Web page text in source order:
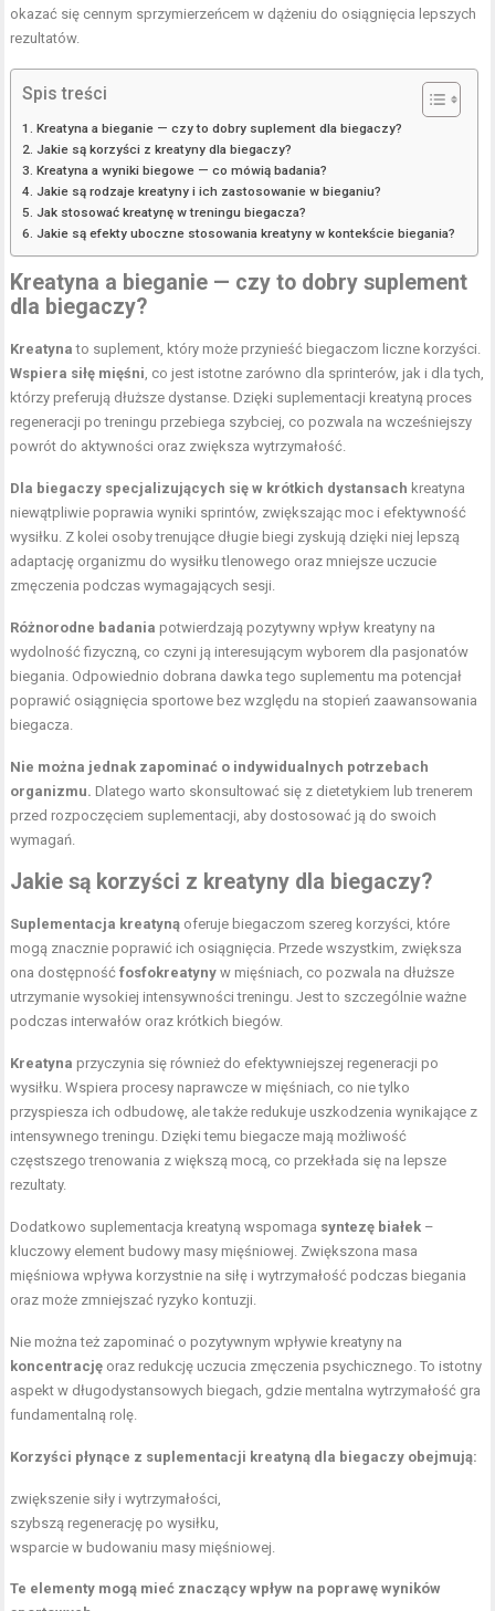
okazać się cennym sprzymierzeńcem w dążeniu do osiągnięcia lepszych
rezultatów.
Spis treści
Kreatyna a bieganie — czy to dobry suplement dla biegaczy?
Jakie są korzyści z kreatyny dla biegaczy?
Kreatyna a wyniki biegowe — co mówią badania?
Jakie są rodzaje kreatyny i ich zastosowanie w bieganiu?
Jak stosować kreatynę w treningu biegacza?
Jakie są efekty uboczne stosowania kreatyny w kontekście biegania?
Kreatyna a bieganie — czy to dobry suplement
dla biegaczy?
Kreatyna to suplement, który może przynieść biegaczom liczne korzyści.
Wspiera siłę mięśni, co jest istotne zarówno dla sprinterów, jak i dla tych,
którzy preferują dłuższe dystanse. Dzięki suplementacji kreatyną proces
regeneracji po treningu przebiega szybciej, co pozwala na wcześniejszy
powrót do aktywności oraz zwiększa wytrzymałość.
Dla biegaczy specjalizujących się w krótkich dystansach kreatyna
niewątpliwie poprawia wyniki sprintów, zwiększając moc i efektywność
wysiłku. Z kolei osoby trenujące długie biegi zyskują dzięki niej lepszą
adaptację organizmu do wysiłku tlenowego oraz mniejsze uczucie
zmęczenia podczas wymagających sesji.
Różnorodne badania potwierdzają pozytywny wpływ kreatyny na
wydolność fizyczną, co czyni ją interesującym wyborem dla pasjonatów
biegania. Odpowiednio dobrana dawka tego suplementu ma potencjał
poprawić osiągnięcia sportowe bez względu na stopień zaawansowania
biegacza.
Nie można jednak zapominać o indywidualnych potrzebach
organizmu. Dlatego warto skonsultować się z dietetykiem lub trenerem
przed rozpoczęciem suplementacji, aby dostosować ją do swoich
wymagań.
Jakie są korzyści z kreatyny dla biegaczy?
Suplementacja kreatyną oferuje biegaczom szereg korzyści, które
mogą znacznie poprawić ich osiągnięcia. Przede wszystkim, zwiększa
ona dostępnośćfosfokreatyny w mięśniach, co pozwala na dłuższe
utrzymanie wysokiej intensywności treningu. Jest to szczególnie ważne
podczas interwałów oraz krótkich biegów.
Kreatyna przyczynia się również do efektywniejszej regeneracji po
wysiłku. Wspiera procesy naprawcze w mięśniach, co nie tylko
przyspiesza ich odbudowę, ale także redukuje uszkodzenia wynikające z
intensywnego treningu. Dzięki temu biegacze mają możliwość
częstszego trenowania z większą mocą, co przekłada się na lepsze
rezultaty.
Dodatkowo suplementacja kreatyną wspomaga syntezę białek –
kluczowy element budowy masy mięśniowej. Zwiększona masa
mięśniowa wpływa korzystnie na siłę i wytrzymałość podczas biegania
oraz może zmniejszać ryzyko kontuzji.
Nie można też zapominać o pozytywnym wpływie kreatyny na
koncentrację oraz redukcję uczucia zmęczenia psychicznego. To istotny
aspekt w długodystansowych biegach, gdzie mentalna wytrzymałość gra
fundamentalną rolę.
Korzyści płynące z suplementacji kreatyną dla biegaczy obejmują:
zwiększenie siły i wytrzymałości,
szybszą regenerację po wysiłku,
wsparcie w budowaniu masy mięśniowej.
Te elementy mogą mieć znaczący wpływ na poprawę wyników